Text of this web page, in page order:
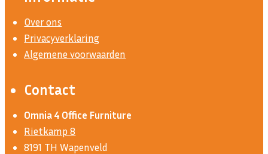
Over ons
Privacyverklaring
Algemene voorwaarden
Contact
Omnia 4 Office Furniture
Rietkamp 8
8191 TH Wapenveld